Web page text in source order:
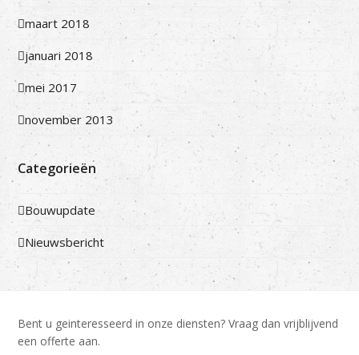
maart 2018
januari 2018
mei 2017
november 2013
Categorieën
Bouwupdate
Nieuwsbericht
Bent u geinteresseerd in onze diensten? Vraag dan vrijblijvend
een offerte aan.